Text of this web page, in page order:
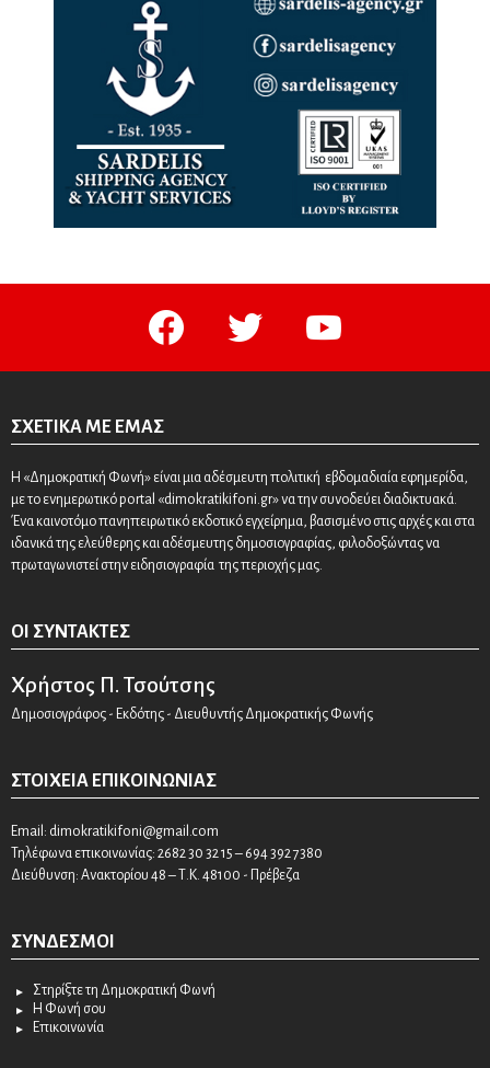
facebook twitter youtube
ΣΧΕΤΙΚΆ ΜΕ ΕΜΆΣ
Η «Δημοκρατική Φωνή» είναι μια αδέσμευτη πολιτική εβδομαδιαία εφημερίδα,
με το ενημερωτικό portal «dimokratikifoni.gr» να την συνοδεύει διαδικτυακά.
Ένα καινοτόμο πανηπειρωτικό εκδοτικό εγχείρημα, βασισμένο στις αρχές και στα
ιδανικά της ελεύθερης και αδέσμευτης δημοσιογραφίας, φιλοδοξώντας να
πρωταγωνιστεί στην ειδησιογραφία της περιοχής μας.
ΟΙ ΣΥΝΤΆΚΤΕΣ
Χρήστος Π. Τσούτσης
Δημοσιογράφος - Εκδότης - Διευθυντής Δημοκρατικής Φωνής
ΣΤΟΙΧΕΊΑ ΕΠΙΚΟΙΝΩΝΊΑΣ
Email: dimokratikifoni@gmail.com
Τηλέφωνα επικοινωνίας: 2682 30 32 15 – 694 392 7380
Διεύθυνση: Ανακτορίου 48 – Τ.Κ. 48100 - Πρέβεζα
ΣΎΝΔΕΣΜΟΙ
Στηρίξτε τη Δημοκρατική Φωνή
Η Φωνή σου
Επικοινωνία